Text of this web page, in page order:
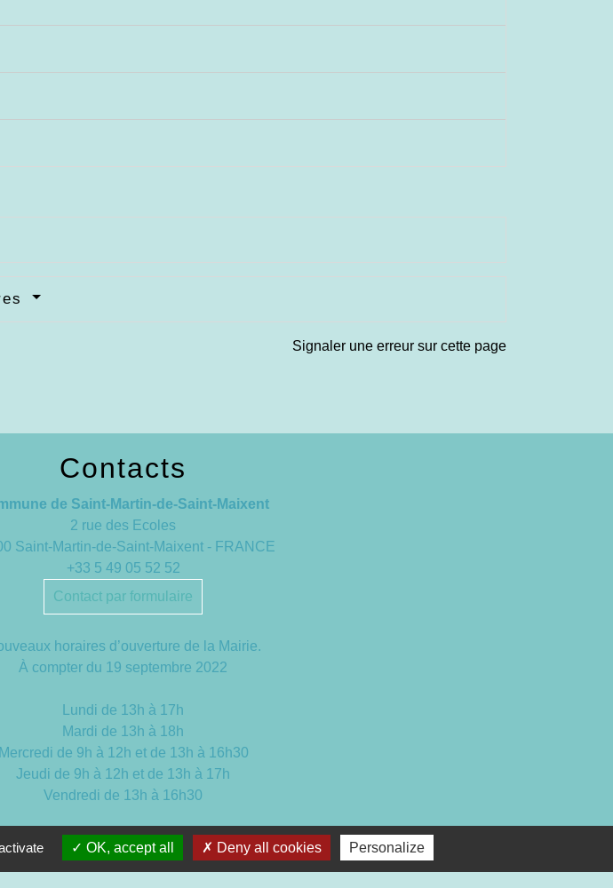
Signaler une erreur sur cette page
Contacts
de Saint-Martin-de-Saint-Maixent
2 rue des Ecoles
Saint-Martin-de-Saint-Maixent - FRANCE
+33 5 49 05 52 52
Contact par formulaire
horaires d’ouverture de la Mairie.
À compter du 19 septembre 2022
Lundi de 13h à 17h
Mardi de 13h à 18h
Mercredi de 9h à 12h et de 13h à 16h30
Jeudi de 9h à 12h et de 13h à 17h
Vendredi de 13h à 16h30
OK, accept all Deny all cookies Personalize